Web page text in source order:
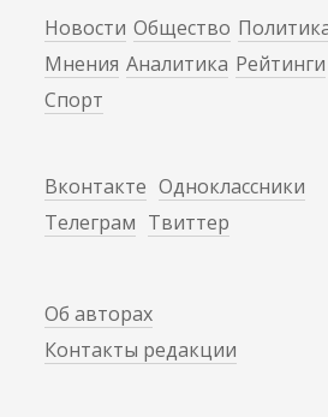
Новости Общество
Мнения Аналитика Рейтинги
Спорт
Вконтакте Одноклассники
Телеграм Твиттер
Об авторах
Контакты редакции